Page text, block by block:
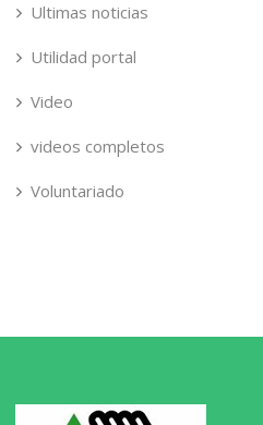
Ultimas noticias
Utilidad portal
Video
videos completos
Voluntariado